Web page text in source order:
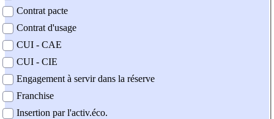
Contrat pacte
Contrat d'usage
CUI - CAE
CUI - CIE
Engagement à servir dans la réserve
Franchise
Insertion par l'activ.éco.